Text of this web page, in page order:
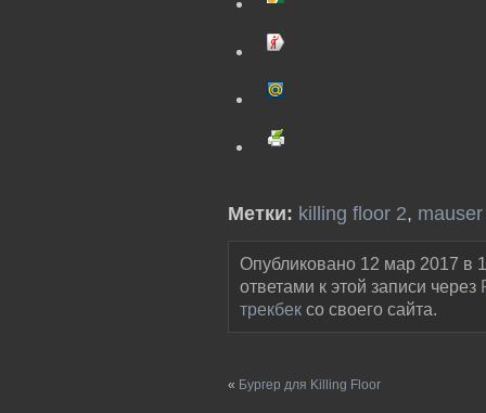
Метки: killing floor 2, mauser
Опубликовано 12 мар 2017 в
ответами к этой записи через
трекбек со своего сайта.
« Бургер для Killing Floor